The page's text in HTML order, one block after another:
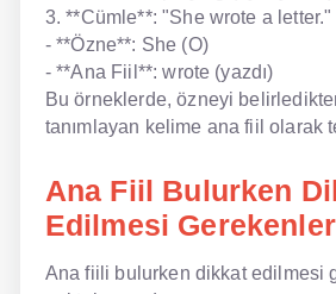
3. **Cümle**: "She wrote a letter."
- **Özne**: She (O)
- **Ana Fiil**: wrote (yazdı)
Bu örneklerde, özneyi
tanımlayan kelime ana fiil olarak
Ana Fiil Bulurken
Edilmesi Gerekenler
Ana fiili bulurken dikkat edilmesi